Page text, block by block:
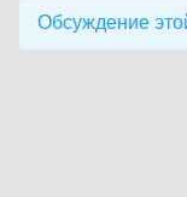
Обсуждение